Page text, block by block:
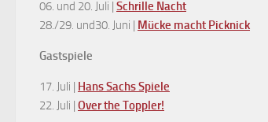
06. und 20. Juli | Schrille Nacht
28./29. und30. Juni | Mücke macht Picknick
Gastspiele
17. Juli | Hans Sachs Spiele
22. Juli | Over the Toppler!